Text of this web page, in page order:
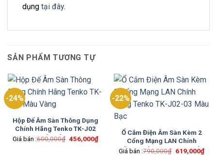
dụng tại đây.
SẢN PHẨM TƯƠNG TỰ
-24%
Hộp Đế Âm Sàn Thông Dụng
Chính Hãng Tenko TK-J02
Màu Vàng
Giá bán :600,000₫ Giá
456,000₫Giá
hiện
-22%
Ổ Cắm Điện Âm Sàn Kèm 2
Cổng Mạng LAN Chính
Hãng Tenko TK-J02-03 Màu
Giá bán :790,000₫ Giá
619,000₫Giá
hiện